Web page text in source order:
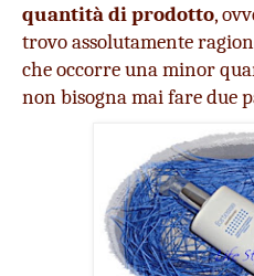
quantità di prodotto,
trovo assolutamente
che occorre una minor
non bisogna mai fare due